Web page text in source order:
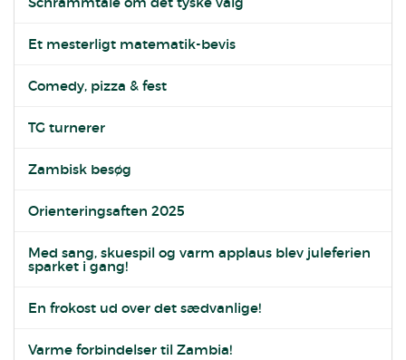
Et mesterligt matematik-bevis
Comedy, pizza & fest
TG turnerer
Zambisk besøg
Orienteringsaften 2025
Med sang, skuespil og varm applaus blev juleferien
sparket i gang!
En frokost ud over det sædvanlige!
Varme forbindelser til Zambia!